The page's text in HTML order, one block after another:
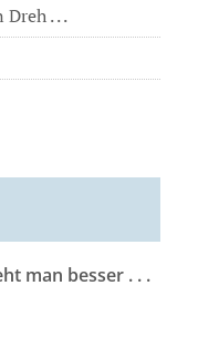
. . .
man besser . . .